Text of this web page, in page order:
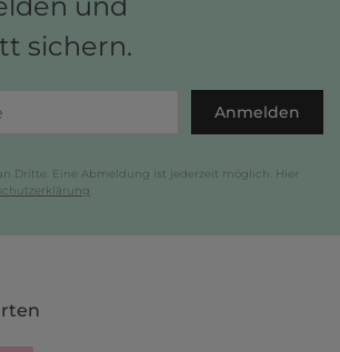
sichern.
Anmelden
Dritte. Eine Abmeldung ist jederzeit möglich. Hier